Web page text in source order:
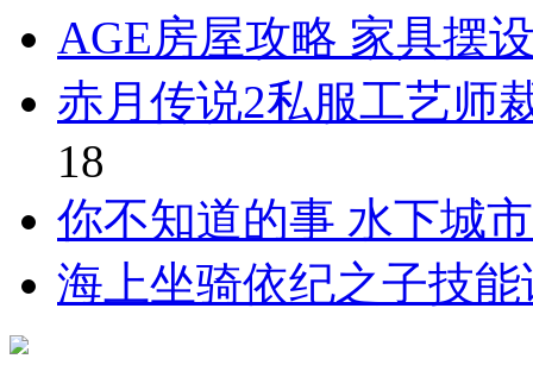
AGE房屋攻略 家具摆
赤月传说2私服工艺师
18
你不知道的事 水下城
海上坐骑依纪之子技